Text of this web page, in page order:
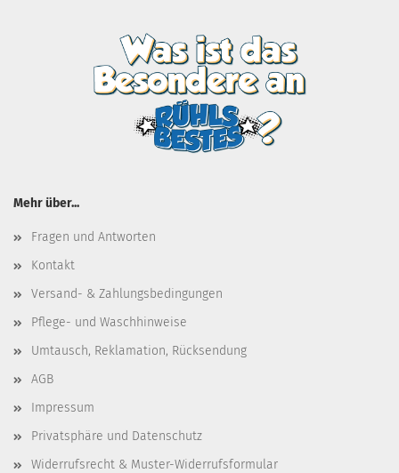
Mehr über...
Fragen und Antworten
Kontakt
Versand- & Zahlungsbedingungen
Pflege- und Waschhinweise
Umtausch, Reklamation, Rücksendung
AGB
Impressum
Privatsphäre und Datenschutz
Widerrufsrecht & Muster-Widerrufsformular